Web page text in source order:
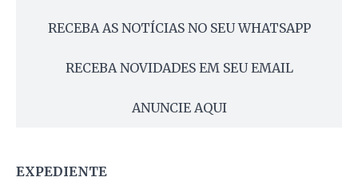
RECEBA AS NOTÍCIAS NO SEU WHATSAPP
RECEBA NOVIDADES EM SEU EMAIL
ANUNCIE AQUI
EXPEDIENTE